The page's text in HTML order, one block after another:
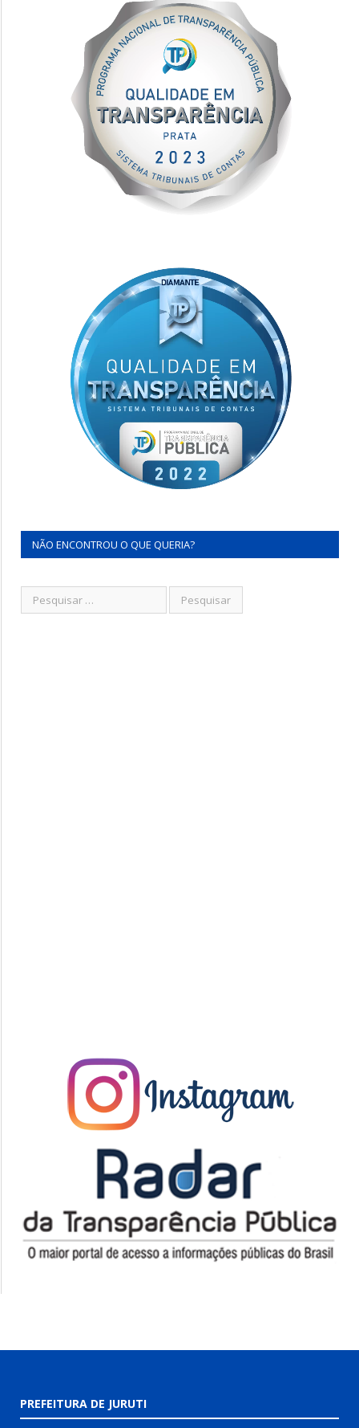
NÃO ENCONTROU O QUE QUERIA?
PREFEITURA DE JURUTI